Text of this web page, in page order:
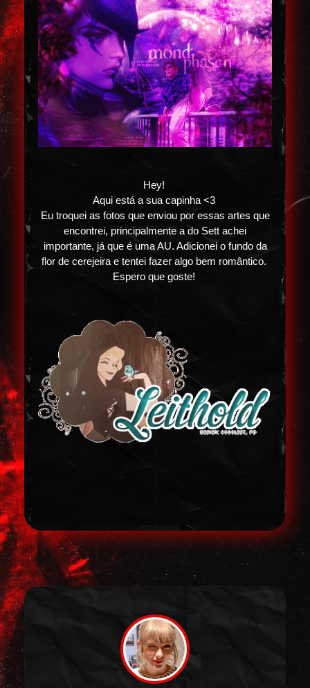
Hey!
Aqui está a sua capinha <3
Eu troquei as fotos que enviou por essas artes que
encontrei, principalmente a do Sett achei
importante, já que é uma AU. Adicionei o fundo da
flor de cerejeira e tentei fazer algo bem romântico.
Espero que goste!